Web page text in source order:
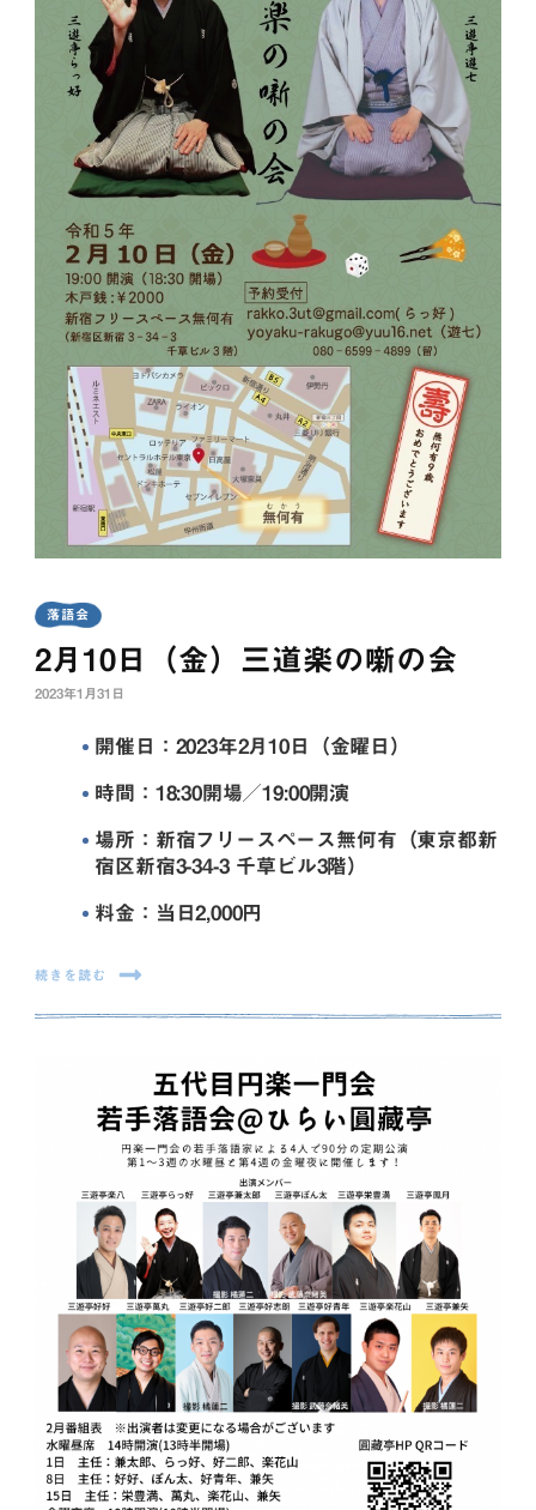
落語会
2月10日（金）三道楽の噺の会
2023年1月31日
開催日：2023年2月10日（金曜日）
時間：18:30開場／19:00開演
場所：新宿フリースペース無何有（東京都新
宿区新宿3-34-3 千草ビル3階）
料金：当日2,000円
続きを読む